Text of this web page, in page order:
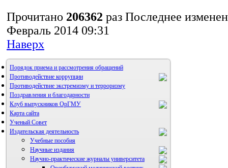
Прочитано 206362 раз Последнее
Февраль 2014 09:31
Наверх
Порядок приема и рассмотрения обращений
Противодействие коррупции
Противодействие экстремизму и терроризму
Поздравления и благодарности
Клуб выпускников ОрГМУ
Карта сайта
Ученый Совет
Издательская деятельность
Учебные пособия
Научные издания
Научно-практические журналы университета